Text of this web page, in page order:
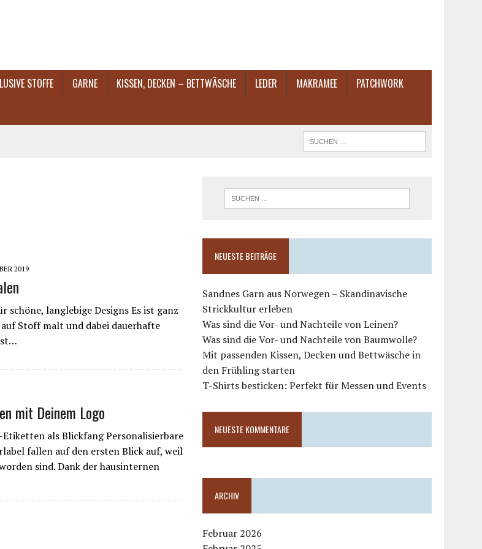
STOFFE GARNE KISSEN, DECKEN – BETTWÄSCHE LEDER MAKRAMEE
PATCHWORK
2019
schöne, langlebige Designs Es ist ganz
Stoff malt und dabei dauerhafte
mit Deinem Logo
als Blickfang Personalisierbare
fallen auf den ersten Blick auf, weil
sind. Dank der hausinternen
NEUESTE BEITRÄGE
Sandnes Garn aus Norwegen – Skandinavische
Strickkultur erleben
Was sind die Vor- und Nachteile von Leinen?
Was sind die Vor- und Nachteile von Baumwolle?
Mit passenden Kissen, Decken und Bettwäsche in
den Frühling starten
T-Shirts besticken: Perfekt für Messen und Events
NEUESTE KOMMENTARE
ARCHIV
Februar 2026